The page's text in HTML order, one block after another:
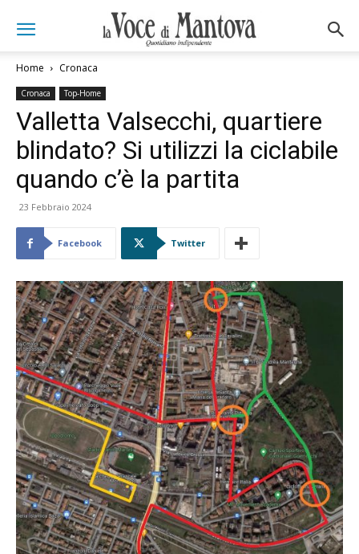
Home Cronaca
Cronaca Top-Home
Valletta Valsecchi, quartiere
blindato? Si utilizzi la ciclabile
quando c’è la partita
23 Febbraio 2024
Facebook Twitter